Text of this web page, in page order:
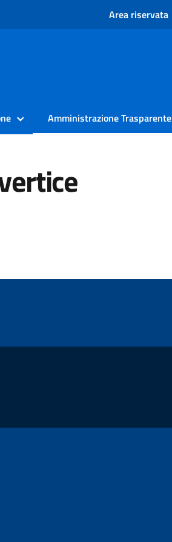
Area riservata
Amministrazione Trasparente